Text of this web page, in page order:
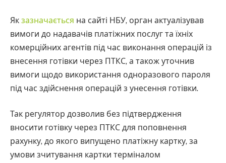
Як зазначається на сайті НБУ, орган актуалізував
вимоги до надавачів платіжних послуг та їхніх
комерційних агентів під час виконання операцій із
внесення готівки через ПТКС, а також уточнив
вимоги щодо використання одноразового пароля
під час здійснення операцій з унесення готівки.
Так регулятор дозволив без підтвердження
вносити готівку через ПТКС для поповнення
рахунку, до якого випущено платіжну картку, за
умови зчитування картки терміналом